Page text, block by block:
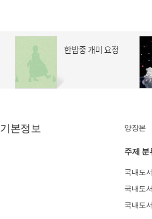
기본정보 양장본
주제 분
국내도
국내도
국내도